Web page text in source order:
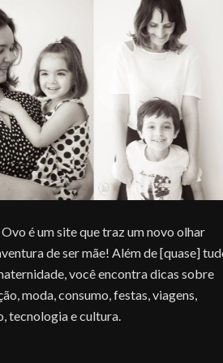
é um site que traz um novo olhar
de ser mãe! Além de [quase]
você encontra dicas sobre
moda, consumo, festas, viagens,
tecnologia e cultura.